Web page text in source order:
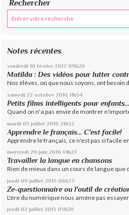
Rechercher
Notes récentes
vendredi 10 février 2017 09h20
Matilda : Des vidéos pour lutter
Nos élèves, où que nous soyons, ont besoin
samedi 22 octobre 2016 11h54
Petits films intelligents pour enfants...
Quand on n'a pas envie de montrer n'importe
mardi 05 juillet 2016 21h32
Apprendre le français... C'est facile!
Apprendre le français, ce n'est pas si facile
mercredi 29 juin 2016 14h22
Travailler la langue en chansons
Rien de mieux dans un cours de langue que
jeudi 09 juillet 2015 06h37
Ze-questionnaire ou l'outil de
L'ère du numérique nous amène pas essayer
jeudi 02 juillet 2015 05h20